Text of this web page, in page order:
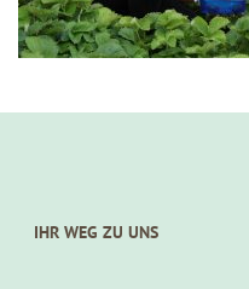
IHR WEG ZU UNS